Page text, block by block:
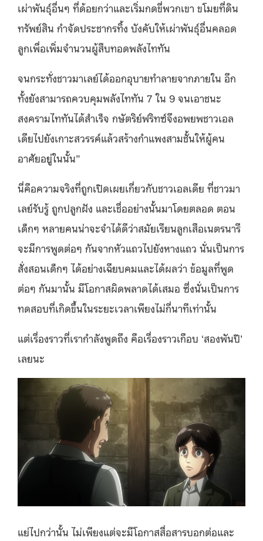
เผ่าพันธุ์อื่นๆ ที่ด้อยกว่าและเริ่มกดขี่พวกเขา ขโมยที่ดิน
ทรัพย์สิน กำจัดประชากรทิ้ง บังคับให้เผ่าพันธุ์อื่นคลอด
ลูกเพื่อเพิ่มจำนวนผู้สืบทอดพลังไททัน
จนกระทั่งชาวมาเลย์ได้ออกอุบายทำลายจากภายใน อีก
ทั้งยังสามารถควบคุมพลังไททัน 7 ใน 9 จนเอาชนะ
สงครามไททันได้สำเร็จ กษัตริย์ฟริทซ์จึงอพยพชาวเอล
เดียไปยังเกาะสวรรค์แล้วสร้างกำแพงสามชั้นให้ผู้คน
อาศัยอยู่ในนั้น”
นี่คือความจริงที่ถูกเปิดเผยเกี่ยวกับชาวเอลเดีย ที่ชาวมา
เลย์รับรู้ ถูกปลูกฝัง และเชื่ออย่างนั้นมาโดยตลอด ตอน
เด็กๆ หลายคนน่าจะจำได้ดีว่าสมัยเรียนลูกเสือเนตรนารี
จะมีการพูดต่อๆ กันจากหัวแถวไปยังหางแถว นั่นเป็นการ
สั่งสอนเด็กๆ ได้อย่างเฉียบคมและได้ผลว่า ข้อมูลที่พูด
ต่อๆ กันมานั้น มีโอกาสผิดพลาดได้เสมอ ซึ่งนั่นเป็นการ
ทดสอบที่เกิดขึ้นในระยะเวลาเพียงไม่กี่นาทีเท่านั้น
แต่เรื่องราวที่เรากำลังพูดถึง คือเรื่องราวเกือบ ‘สองพันปี’
เลยนะ
แย่ไปกว่านั้น ไม่เพียงแต่จะมีโอกาสสื่อสารบอกต่อและ